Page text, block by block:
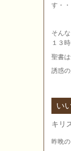
す・
そん
１３
聖書
誘惑
い
キリ
昨晩